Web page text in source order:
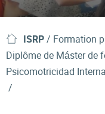
ISRP/ Formation
Diplôme de Máster de
Psicomotricidad